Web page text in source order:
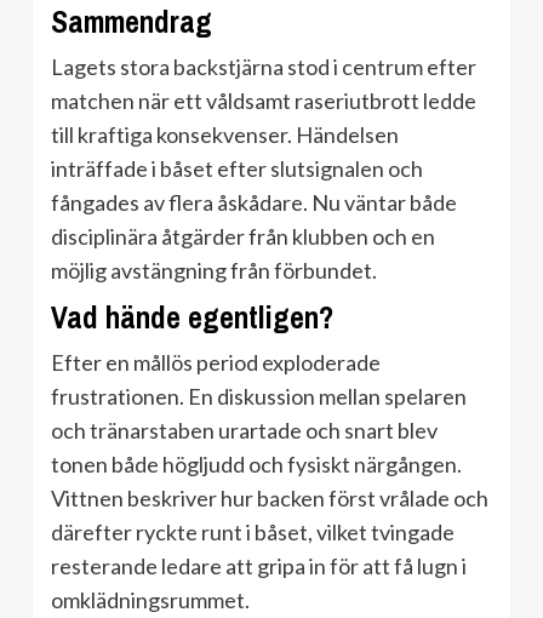
Sammendrag
Lagets stora backstjärna stod i centrum efter
matchen när ett våldsamt raseriutbrott ledde
till kraftiga konsekvenser. Händelsen
inträffade i båset efter slutsignalen och
fångades av flera åskådare. Nu väntar både
disciplinära åtgärder från klubben och en
möjlig avstängning från förbundet.
Vad hände egentligen?
Efter en mållös period exploderade
frustrationen. En diskussion mellan spelaren
och tränarstaben urartade och snart blev
tonen både högljudd och fysiskt närgången.
Vittnen beskriver hur backen först vrålade och
därefter ryckte runt i båset, vilket tvingade
resterande ledare att gripa in för att få lugn i
omklädningsrummet.